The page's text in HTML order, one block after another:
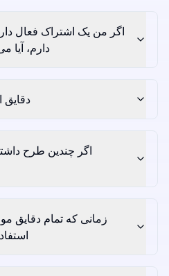
اگر من یک اشتراک فعال
دارم، آیا
دقایق
اگر چندین طرح
زمانی که تمام دقایق